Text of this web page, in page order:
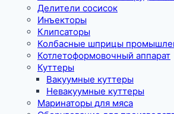
Делители сосисок
Инъекторы
Клипсаторы
Колбасные шприцы
Котлетоформовочный аппарат
Куттеры
Вакуумные куттеры
Невакуумные куттеры
Маринаторы для мяса